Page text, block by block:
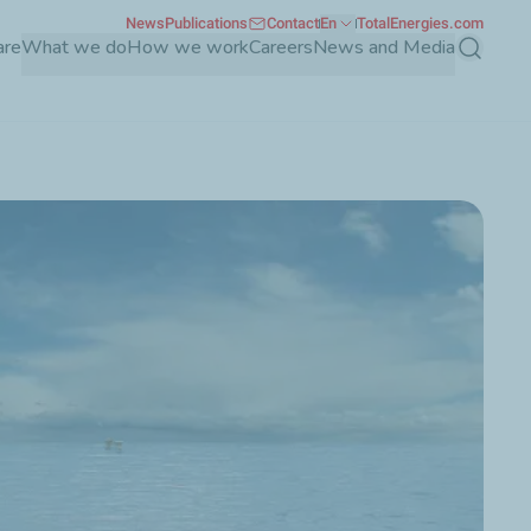
What we doHow we workCareersNews and Media Search
NewsPublications ContactEn TotalEnergies.com